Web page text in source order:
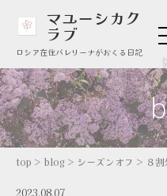
マユーシカク
ラブ
ロシア在住バレリーナがおくる日記
top > blog > シーズンオフ > ８
2023.08.07